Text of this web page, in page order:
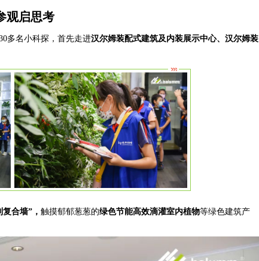
观启思考
多名小科探，首先走进汉尔姆装配式建筑及内装展示中心、汉尔姆装
复合墙”， 触摸郁郁葱葱的绿色节能高效滴灌室内植物等绿色建筑产